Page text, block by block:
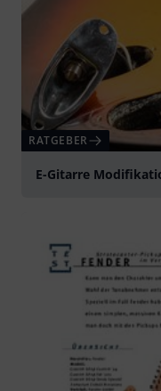
RATGEBER
E-Gitarre